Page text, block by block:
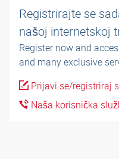
Registrirajte se
našoj internetskoj
Register now and
and many exclusive
Prijavi se/registriraj
Naša korisnička